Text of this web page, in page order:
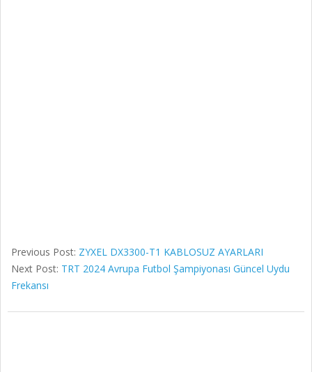
Previous Post: ZYXEL DX3300-T1 KABLOSUZ AYARLARI
Next Post: TRT 2024 Avrupa Futbol Şampiyonası Güncel Uydu
Frekansı